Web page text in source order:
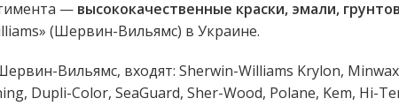
— высококачественные краски, эмали,
(Шервин-Вильямс) в Украине.
Вильямс, входят: Sherwin-Williams Krylon,
Dupli-Color, SeaGuard, Sher-Wood, Polane, Kem, Hi-